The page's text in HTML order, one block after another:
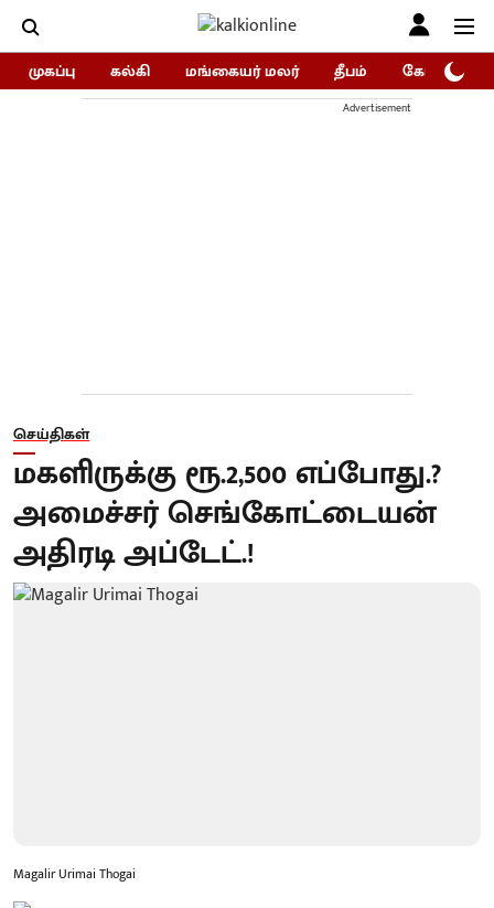
முகப்பு கல்கி மங்கையர் மலர் தீபம் கோகுலம்/
Advertisement
செய்திகள்
மகளிருக்கு ரூ.2,500 எப்போது.?
அமைச்சர் செங்கோட்டையன்
அதிரடி அப்டேட்.!
Magalir Urimai Thogai